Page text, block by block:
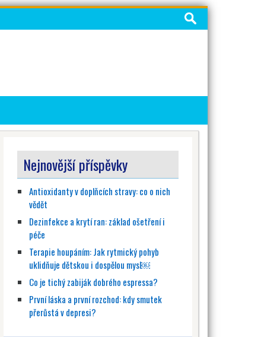
Vyhledávání
Nejnovější příspěvky
Antioxidanty v doplňcích stravy: co o nich
vědět
Dezinfekce a krytí ran: základ ošetření i
péče
Terapie houpáním: Jak rytmický pohyb
uklidňuje dětskou i dospělou mysl￼
Co je tichý zabiják dobrého espressa?
První láska a první rozchod: kdy smutek
přerůstá v depresi?